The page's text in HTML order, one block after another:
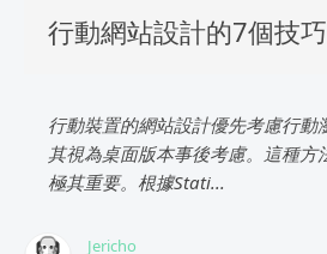
行動網站設計的7個技巧
行動裝置的網站設計優先考慮行動
其視為桌面版本事後考慮。這種方
極其重要。根據Stati...
Jericho